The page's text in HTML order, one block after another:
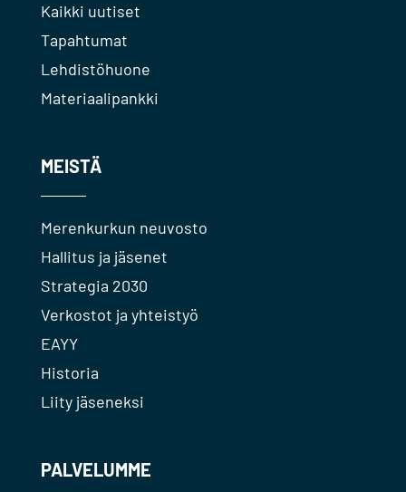
Kaikki uutiset
Tapahtumat
Lehdistöhuone
Materiaalipankki
MEISTÄ
Merenkurkun neuvosto
Hallitus ja jäsenet
Strategia 2030
Verkostot ja yhteistyö
EAYY
Historia
Liity jäseneksi
PALVELUMME